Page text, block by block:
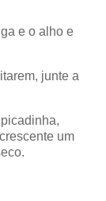
e o alho e
junte a
um